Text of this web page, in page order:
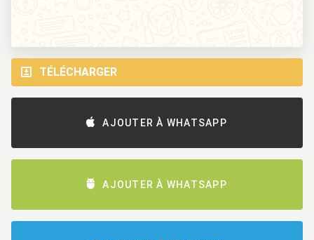
TÉLÉCHARGER
AJOUTER À WHATSAPP
AJOUTER À WHATSAPP